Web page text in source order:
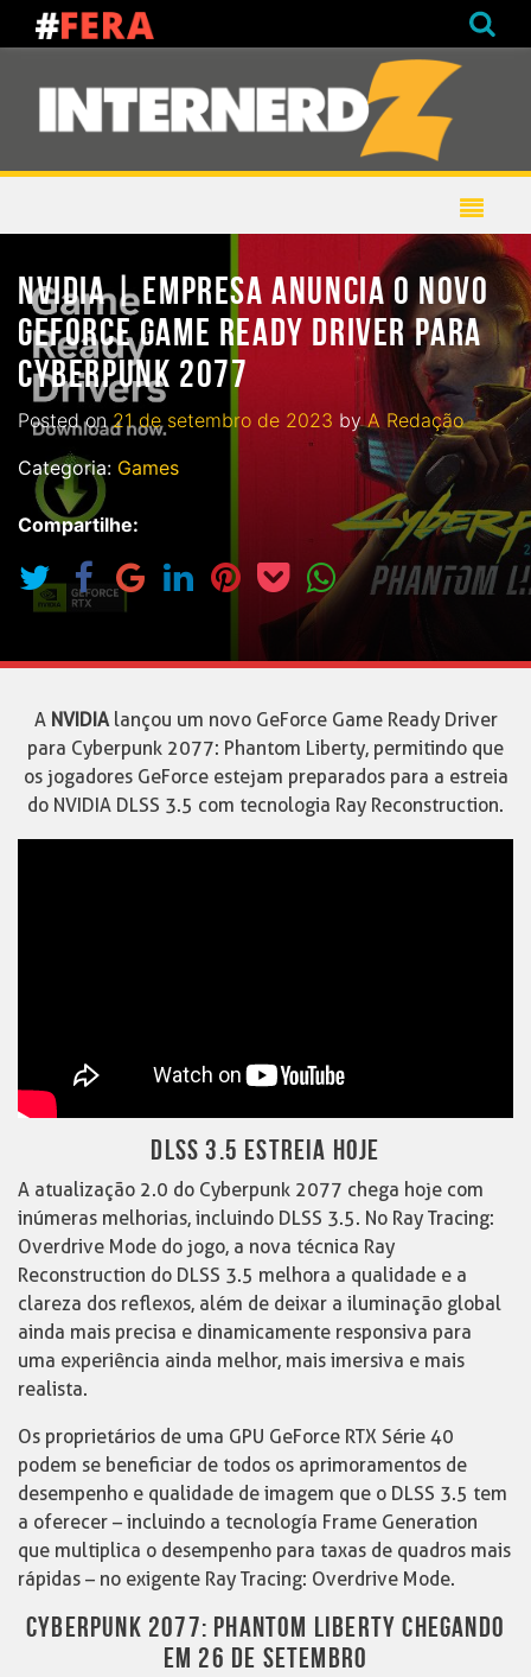
NVIDIA | EMPRESA ANUNCIA O NOVO
GEFORCE GAME READY DRIVER PARA
CYBERPUNK 2077
Posted on21 de setembro de 2023 byA Redação
Categoria: Games
Compartilhe:
A NVIDIAlançou um novo GeForce Game Ready Driver
para Cyberpunk 2077: Phantom Liberty, permitindo que
os jogadores GeForce estejam preparados para a estreia
do NVIDIA DLSS 3.5 com tecnologia Ray Reconstruction.
DLSS 3.5 ESTREIA HOJE
A atualização 2.0 do Cyberpunk 2077 chega hoje com
inúmeras melhorias, incluindo DLSS 3.5. No Ray Tracing:
Overdrive Mode do jogo, a nova técnica Ray
Reconstruction do DLSS 3.5 melhora a qualidade e a
clareza dos reflexos, além de deixar a iluminação global
ainda mais precisa e dinamicamente responsiva para
uma experiência ainda melhor, mais imersiva e mais
realista.
Os proprietários de uma GPU GeForce RTX Série 40
podem se beneficiar de todos os aprimoramentos de
desempenho e qualidade de imagem que o DLSS 3.5 tem
a oferecer – incluindo a tecnología Frame Generation
que multiplica o desempenho para taxas de quadros mais
rápidas – no exigente Ray Tracing: Overdrive Mode.
CYBERPUNK 2077: PHANTOM LIBERTY CHEGANDO
EM 26 DE SETEMBRO